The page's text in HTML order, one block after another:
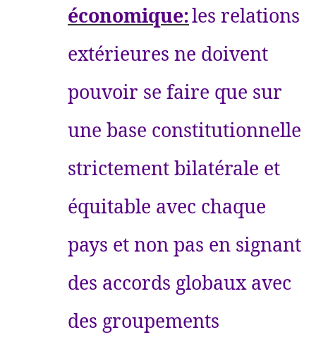
économique:les relations
extérieures ne doivent
pouvoir se faire que sur
une base constitutionnelle
strictement bilatérale et
équitable avec chaque
pays et non pas en signant
des accords globaux avec
des groupements